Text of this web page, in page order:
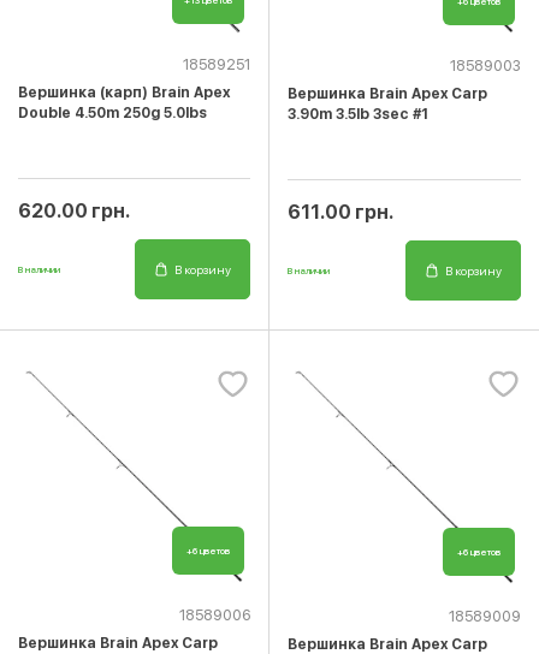
18589251
Вершинка (карп) Brain Apex
Double 4.50m 250g 5.0lbs
620.00 грн.
В наличии В корзину
18589003
Вершинка Brain Apex Carp
3.90m 3.5lb 3sec #1
611.00 грн.
В наличии В корзину
+6 цветов
18589006
Вершинка Brain Apex Carp
+6 цветов
18589009
Вершинка Brain Apex Carp